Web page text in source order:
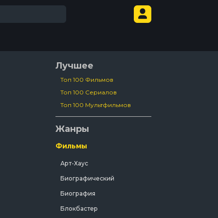
Лучшее
Топ 100 Фильмов
Топ 100 Сериалов
Топ 100 Мультфильмов
Жанры
Фильмы
Арт-Хаус
Биографический
Биография
Блокбастер